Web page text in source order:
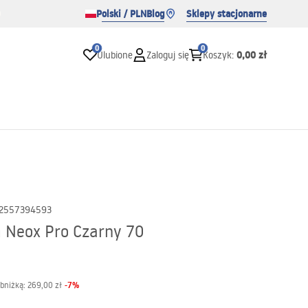
Polski / PLNBlog Sklepy stacjonarne
0
Ulubione Zaloguj się
0
Koszyk: 0,00 zł
Pro Czarny 70
269,00 zł -7%